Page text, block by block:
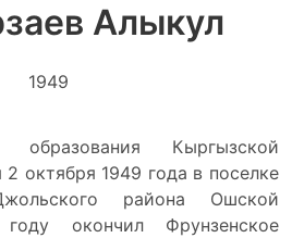
Алыкул
1949
образования Кыргызской
октября 1949 года в поселке
района Ошской
окончил Фрунзенское